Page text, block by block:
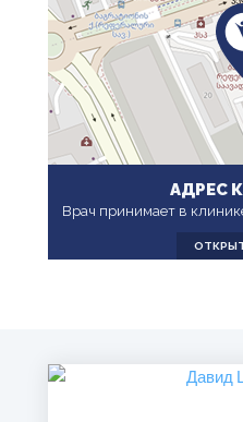
АДРЕС
Врач принимает в